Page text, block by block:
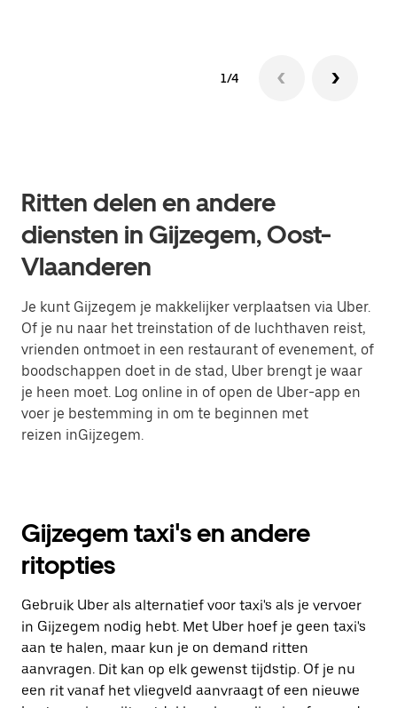
1/4
Ritten delen en andere
diensten in Gijzegem, Oost-
Vlaanderen
Je kunt Gijzegem je makkelijker verplaatsen via Uber.
Of je nu naar het treinstation of de luchthaven reist,
vrienden ontmoet in een restaurant of evenement, of
boodschappen doet in de stad, Uber brengt je waar
je heen moet. Log online in of open de Uber-app en
voer je bestemming in om te beginnen met
reizen inGijzegem.
Gijzegem taxi's en andere
ritopties
Gebruik Uber als alternatief voor taxi's als je vervoer
in Gijzegem nodig hebt. Met Uber hoef je geen taxi's
aan te halen, maar kun je on demand ritten
aanvragen. Dit kan op elk gewenst tijdstip. Of je nu
een rit vanaf het vliegveld aanvraagt of een nieuwe